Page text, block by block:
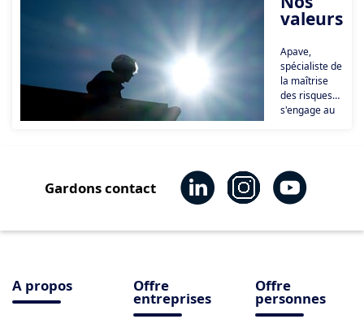
leur maîtrise des
risques.
valeurs
Apave,
spécialiste de
la maîtrise
des risques
s'engage au
Gardons contact
A propos Offre
entreprises
Offre
personnes